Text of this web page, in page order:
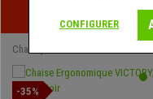
exclusives pour
Chaisepro
-35%
CONFIGURER